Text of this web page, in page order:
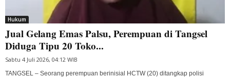
Hukum
Jual Gelang Emas Palsu, Perempuan di Tangsel
Diduga Tipu 20 Toko...
Sabtu 4 Juli 2026, 04:12 WIB
TANGSEL – Seorang perempuan berinisial HCTW (20) ditangkap polisi